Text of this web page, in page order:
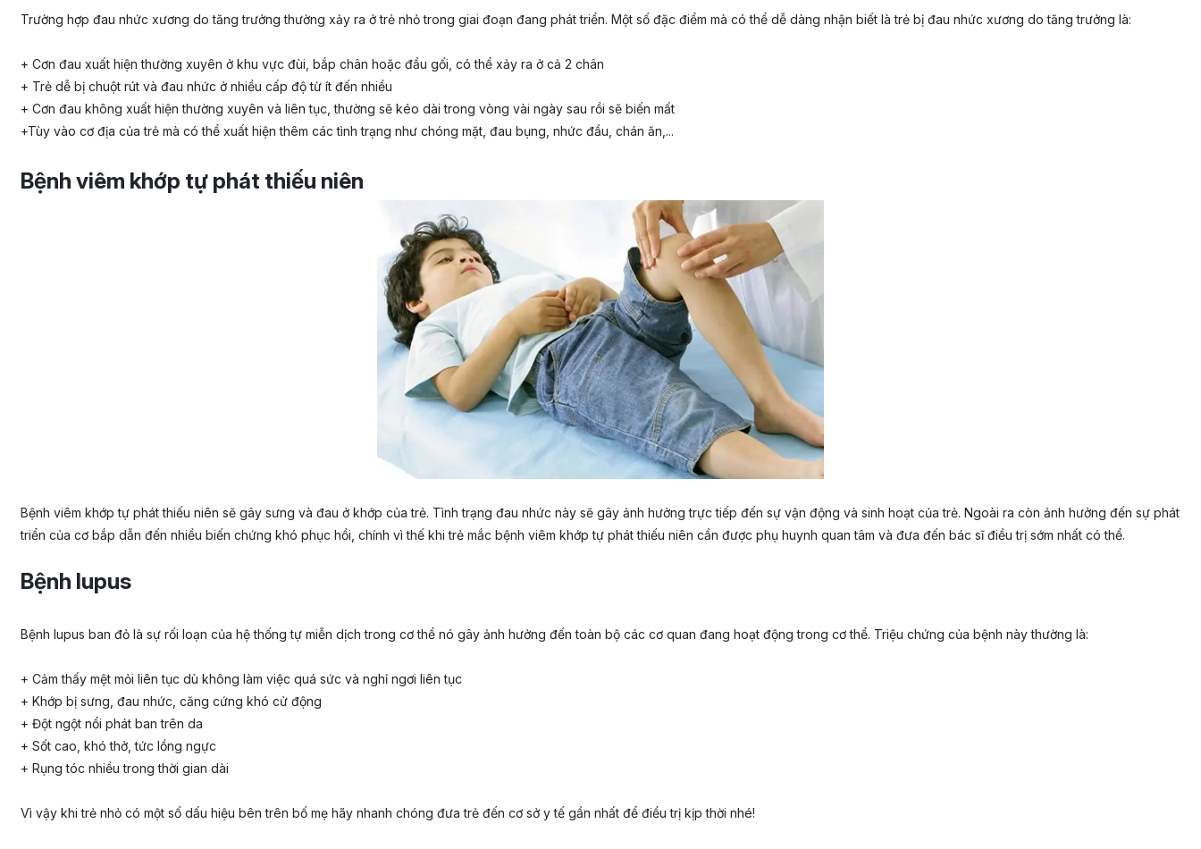
Trường hợp đau nhức xương do tăng trưởng thường xảy ra ở trẻ nhỏ trong giai đoạn đang phát triển. Một số đặc điểm mà có thể dễ dàng nhận biết là trẻ bị đau nhức xương do tăng trưởng là:
+ Cơn đau xuất hiện thường xuyên ở khu vực đùi, bắp chân hoặc đầu gối, có thể xảy ra ở cả 2 chân
+ Trẻ dễ bị chuột rút và đau nhức ở nhiều cấp độ từ ít đến nhiều
+ Cơn đau không xuất hiện thường xuyên và liên tục, thường sẽ kéo dài trong vòng vài ngày sau rồi sẽ biến mất
+Tùy vào cơ địa của trẻ mà có thể xuất hiện thêm các tình trạng như chóng mặt, đau bụng, nhức đầu, chán ăn,...
Bệnh viêm khớp tự phát thiếu niên
Bệnh viêm khớp tự phát thiếu niên sẽ gây sưng và đau ở khớp của trẻ. Tình trạng đau nhức này sẽ gây ảnh hưởng trực tiếp đến sự vận động và sinh hoạt của trẻ. Ngoài ra còn ảnh hưởng đến sự phát
triển của cơ bắp dẫn đến nhiều biến chứng khó phục hồi, chính vì thế khi trẻ mắc bệnh viêm khớp tự phát thiếu niên cần được phụ huynh quan tâm và đưa đến bác sĩ điều trị sớm nhất có thể.
Bệnh lupus
Bệnh lupus ban đỏ là sự rối loạn của hệ thống tự miễn dịch trong cơ thể nó gây ảnh hưởng đến toàn bộ các cơ quan đang hoạt động trong cơ thể. Triệu chứng của bệnh này thường là:
+ Cảm thấy mệt mỏi liên tục dù không làm việc quá sức và nghỉ ngơi liên tục
+ Khớp bị sưng, đau nhức, căng cứng khó cử động
+ Đột ngột nổi phát ban trên da
+ Sốt cao, khó thở, tức lồng ngực
+ Rụng tóc nhiều trong thời gian dài
Vì vậy khi trẻ nhỏ có một số dấu hiệu bên trên bố mẹ hãy nhanh chóng đưa trẻ đến cơ sở y tế gần nhất để điều trị kịp thời nhé!